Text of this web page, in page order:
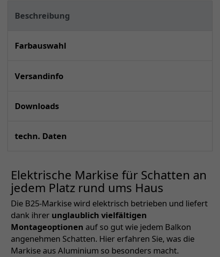
Beschreibung
Farbauswahl
Versandinfo
Downloads
techn. Daten
Elektrische Markise für Schatten an
jedem Platz rund ums Haus
Die B25-Markise wird elektrisch betrieben und liefert
dank ihrer unglaublich vielfältigen
Montageoptionen auf so gut wie jedem Balkon
angenehmen Schatten. Hier erfahren Sie, was die
Markise aus Aluminium so besonders macht.